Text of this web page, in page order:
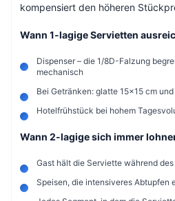
kompensiert den höheren
Wann 1-lagige Servietten
Dispenser – die 1/8D-Falzung
mechanisch
Bei Getränken: glatte 15×15 cm
Hotelfrühstück bei hohem
Wann 2-lagige sich immer
Gast hält die Serviette während
Speisen, die intensiveres Abtupfen